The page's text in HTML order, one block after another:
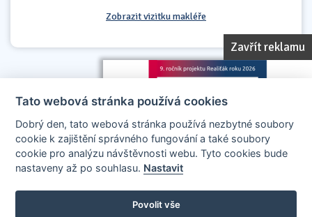
Zavřít reklamu
Zobrazit vizitku makléře
Stránky vytvořeny v iD-SIGN
Provozovatelem tohoto serveru je společnost AllCzech Promotion, s.r.o.,
Tato webová stránka používá cookies
Dobrý den, tato webová stránka používá nezbytné soubory
cookie k zajištění správného fungování a také soubory
cookie pro analýzu návštěvnosti webu. Tyto cookies bude
nastaveny až po souhlasu. Nastavit
Povolit vše